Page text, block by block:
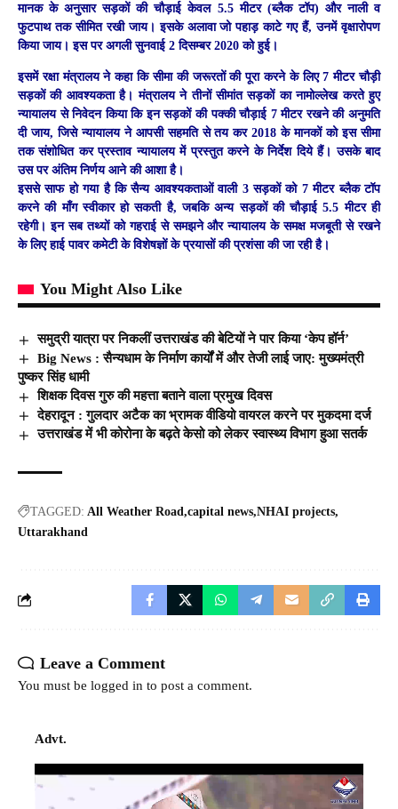
मानक के अनुसार सड़कों की चौड़ाई केवल 5.5 मीटर (ब्लैक टॉप) और नाली व
फुटपाथ तक सीमित रखी जाय। इसके अलावा जो पहाड़ काटे गए हैं, उनमें वृक्षारोपण
किया जाय। इस पर अगली सुनवाई 2 दिसम्बर 2020 को हुई।
इसमें रक्षा मंत्रालय ने कहा कि सीमा की जरूरतों की पूरा करने के लिए 7 मीटर चौड़ी
सड़कों की आवश्यकता है। मंत्रालय ने तीनों सीमांत सड़कों का नामोल्लेख करते हुए
न्यायालय से निवेदन किया कि इन सड़कों की पक्की चौड़ाई 7 मीटर रखने की अनुमति
दी जाय, जिसे न्यायालय ने आपसी सहमति से तय कर 2018 के मानकों को इस सीमा
तक संशोधित कर प्रस्ताव न्यायालय में प्रस्तुत करने के निर्देश दिये हैं। उसके बाद
उस पर अंतिम निर्णय आने की आशा है।
इससे साफ हो गया है कि सैन्य आवश्यकताओं वाली 3 सड़कों को 7 मीटर ब्लैक टॉप
करने की माँग स्वीकार हो सकती है, जबकि अन्य सड़कों की चौड़ाई 5.5 मीटर ही
रहेगी। इन सब तथ्यों को गहराई से समझने और न्यायालय के समक्ष मजबूती से रखने
के लिए हाई पावर कमेटी के विशेषज्ञों के प्रयासों की प्रशंसा की जा रही है।
You Might Also Like
समुद्री यात्रा पर निकलीं उत्तराखंड की बेटियों ने पार किया ‘केप हॉर्न’
Big News : सैन्यधाम के निर्माण कार्यों में और तेजी लाई जाए: मुख्यमंत्री
पुष्कर सिंह धामी
शिक्षक दिवस गुरु की महत्ता बताने वाला प्रमुख दिवस
देहरादून : गुलदार अटैक का भ्रामक वीडियो वायरल करने पर मुकदमा दर्ज
उत्तराखंड में भी कोरोना के बढ़ते केसो को लेकर स्वास्थ्य विभाग हुआ सतर्क
TAGGED: All Weather Road capital news NHAI projects
Uttarakhand
Leave a Comment
You must be logged in to post a comment.
Advt.
Video